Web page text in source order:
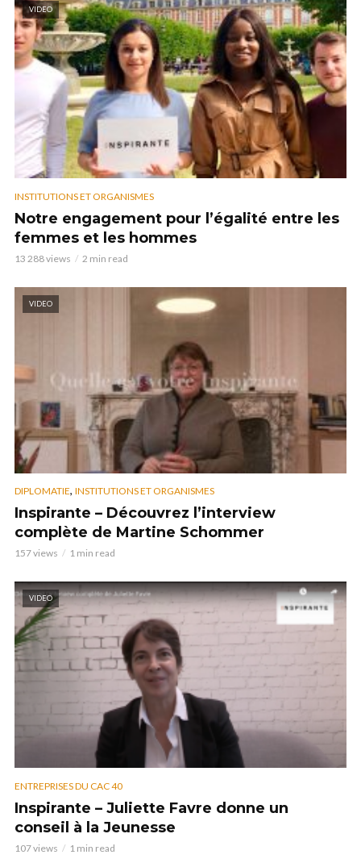
VIDEO
INSTITUTIONS ET ORGANISMES
Notre engagement pour l’égalité entre les
femmes et les hommes
13 288 views 2 min read
VIDEO
DIPLOMATIE, INSTITUTIONS ET ORGANISMES
Inspirante – Découvrez l’interview
complète de Martine Schommer
157 views 1 min read
VIDEO
ENTREPRISES DU CAC 40
Inspirante – Juliette Favre donne un
conseil à la Jeunesse
107 views 1 min read